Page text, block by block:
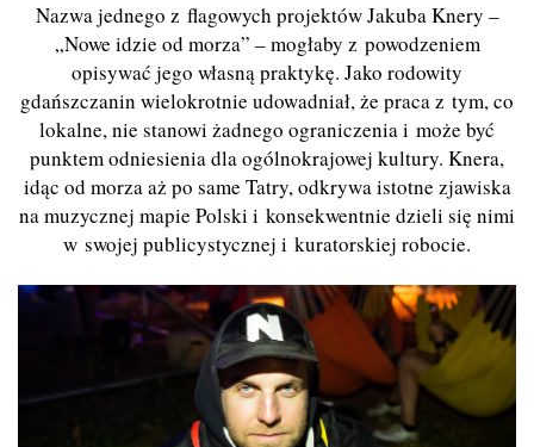
Nazwa jednego z flagowych projektów Jakuba Knery –
„Nowe idzie od morza” – mogłaby z powodzeniem
opisywać jego własną praktykę. Jako rodowity
gdańszczanin wielokrotnie udowadniał, że praca z tym, co
lokalne, nie stanowi żadnego ograniczenia i może być
punktem odniesienia dla ogólnokrajowej kultury. Knera,
idąc od morza aż po same Tatry, odkrywa istotne zjawiska
na muzycznej mapie Polski i konsekwentnie dzieli się nimi
w swojej publicystycznej i kuratorskiej robocie.